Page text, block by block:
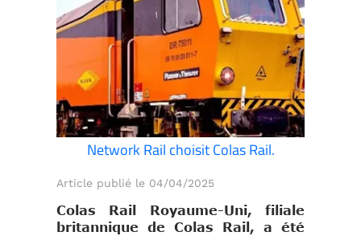
Network Rail choisit Colas Rail.
Article publié le 04/04/2025
Colas Rail Royaume-Uni, filiale
britannique de Colas Rail, a été